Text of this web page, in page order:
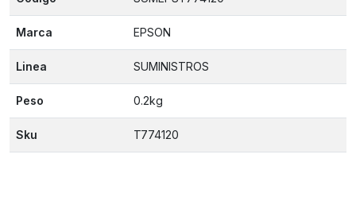
Marca EPSON
Linea SUMINISTROS
Peso 0.2kg
Sku T774120